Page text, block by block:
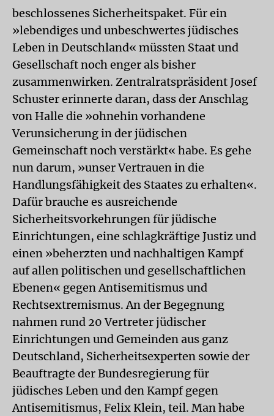
beschlossenes Sicherheitspaket. Für ein
»lebendiges und unbeschwertes jüdisches
Leben in Deutschland« müssten Staat und
Gesellschaft noch enger als bisher
zusammenwirken. Zentralratspräsident Josef
Schuster erinnerte daran, dass der Anschlag
von Halle die »ohnehin vorhandene
Verunsicherung in der jüdischen
Gemeinschaft noch verstärkt« habe. Es gehe
nun darum, »unser Vertrauen in die
Handlungsfähigkeit des Staates zu erhalten«.
Dafür brauche es ausreichende
Sicherheitsvorkehrungen für jüdische
Einrichtungen, eine schlagkräftige Justiz und
einen »beherzten und nachhaltigen Kampf
auf allen politischen und gesellschaftlichen
Ebenen« gegen Antisemitismus und
Rechtsextremismus. An der Begegnung
nahmen rund 20 Vertreter jüdischer
Einrichtungen und Gemeinden aus ganz
Deutschland, Sicherheitsexperten sowie der
Beauftragte der Bundesregierung für
jüdisches Leben und den Kampf gegen
Antisemitismus, Felix Klein, teil. Man habe